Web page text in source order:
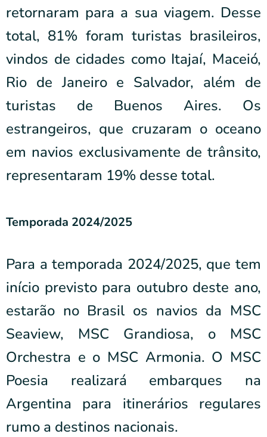
retornaram para a sua viagem. Desse
total, 81% foram turistas brasileiros,
vindos de cidades como Itajaí, Maceió,
Rio de Janeiro e Salvador, além de
turistas de Buenos Aires. Os
estrangeiros, que cruzaram o oceano
em navios exclusivamente de trânsito,
representaram 19% desse total.
Temporada 2024/2025
Para a temporada 2024/2025, que tem
início previsto para outubro deste ano,
estarão no Brasil os navios da MSC
Seaview, MSC Grandiosa, o MSC
Orchestra e o MSC Armonia. O MSC
Poesia realizará embarques na
Argentina para itinerários regulares
rumo a destinos nacionais.